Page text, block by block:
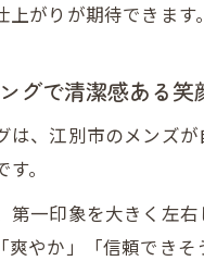
がりが期待できます。
グで清潔感ある笑
は、江別市のメンズ
。
第一印象を大きく左
爽やか」「信頼でき